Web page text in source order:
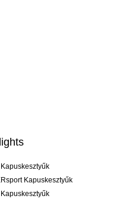
Kapuskesztyűk